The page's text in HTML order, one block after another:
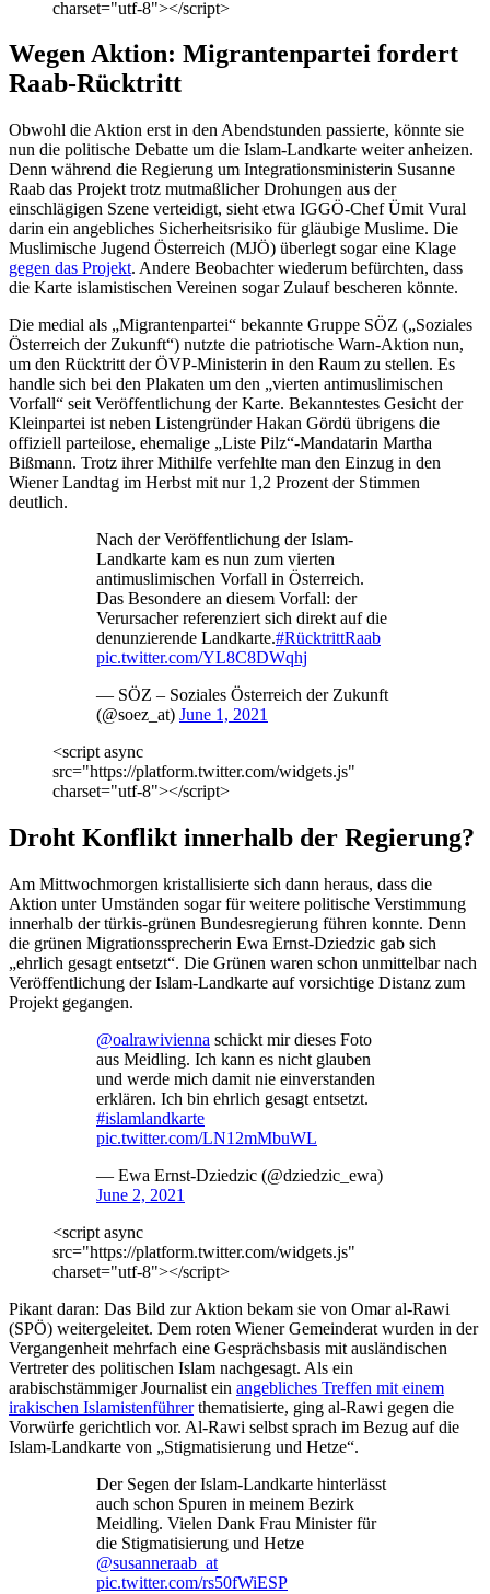
charset="utf-8"></script>
Wegen Aktion: Migrantenpartei fordert
Raab-Rücktritt
Obwohl die Aktion erst in den Abendstunden passierte, könnte sie
nun die politische Debatte um die Islam-Landkarte weiter anheizen.
Denn während die Regierung um Integrationsministerin Susanne
Raab das Projekt trotz mutmaßlicher Drohungen aus der
einschlägigen Szene verteidigt, sieht etwa IGGÖ-Chef Ümit Vural
darin ein angebliches Sicherheitsrisiko für gläubige Muslime. Die
Muslimische Jugend Österreich (MJÖ) überlegt sogar eine Klage
gegen das Projekt. Andere Beobachter wiederum befürchten, dass
die Karte islamistischen Vereinen sogar Zulauf bescheren könnte.
Die medial als „Migrantenpartei“ bekannte Gruppe SÖZ („Soziales
Österreich der Zukunft“) nutzte die patriotische Warn-Aktion nun,
um den Rücktritt der ÖVP-Ministerin in den Raum zu stellen. Es
handle sich bei den Plakaten um den „vierten antimuslimischen
Vorfall“ seit Veröffentlichung der Karte. Bekanntestes Gesicht der
Kleinpartei ist neben Listengründer Hakan Gördü übrigens die
offiziell parteilose, ehemalige „Liste Pilz“-Mandatarin Martha
Bißmann. Trotz ihrer Mithilfe verfehlte man den Einzug in den
Wiener Landtag im Herbst mit nur 1,2 Prozent der Stimmen
deutlich.
Nach der Veröffentlichung der Islam-
Landkarte kam es nun zum vierten
antimuslimischen Vorfall in Österreich.
Das Besondere an diesem Vorfall: der
Verursacher referenziert sich direkt auf die
denunzierende Landkarte.#RücktrittRaab
pic.twitter.com/YL8C8DWqhj
— SÖZ – Soziales Österreich der Zukunft
(@soez_at) June 1, 2021
<script async
src="https://platform.twitter.com/widgets.js"
charset="utf-8"></script>
Droht Konflikt innerhalb der Regierung?
Am Mittwochmorgen kristallisierte sich dann heraus, dass die
Aktion unter Umständen sogar für weitere politische Verstimmung
innerhalb der türkis-grünen Bundesregierung führen konnte. Denn
die grünen Migrationssprecherin Ewa Ernst-Dziedzic gab sich
„ehrlich gesagt entsetzt“. Die Grünen waren schon unmittelbar nach
Veröffentlichung der Islam-Landkarte auf vorsichtige Distanz zum
Projekt gegangen.
@oalrawivienna schickt mir dieses Foto
aus Meidling. Ich kann es nicht glauben
und werde mich damit nie einverstanden
erklären. Ich bin ehrlich gesagt entsetzt.
#islamlandkarte
pic.twitter.com/LN12mMbuWL
— Ewa Ernst-Dziedzic (@dziedzic_ewa)
June 2, 2021
<script async
src="https://platform.twitter.com/widgets.js"
charset="utf-8"></script>
Pikant daran: Das Bild zur Aktion bekam sie von Omar al-Rawi
(SPÖ) weitergeleitet. Dem roten Wiener Gemeinderat wurden in der
Vergangenheit mehrfach eine Gesprächsbasis mit ausländischen
Vertreter des politischen Islam nachgesagt. Als ein
arabischstämmiger Journalist ein angebliches Treffen mit einem
irakischen Islamistenführerthematisierte, ging al-Rawi gegen die
Vorwürfe gerichtlich vor. Al-Rawi selbst sprach im Bezug auf die
Islam-Landkarte von „Stigmatisierung und Hetze“.
Der Segen der Islam-Landkarte hinterlässt
auch schon Spuren in meinem Bezirk
Meidling. Vielen Dank Frau Minister für
die Stigmatisierung und Hetze
@susanneraab_at
pic.twitter.com/rs50fWiESP